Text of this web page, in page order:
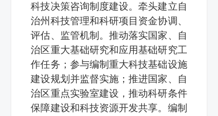
科技决策咨询制度建设。牵头建立自
治州科技管理和科研项目资金协调、
评估、监管机制。推动落实国家、自
治区重大基础研究和应用基础研究工
作任务；参与编制重大科技基础设施
建设规划并监督实施；推进国家、自
治区重点实验室建设，推动科研条件
保障建设和科技资源开发共享。编制